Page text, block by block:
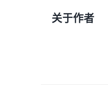
关于作者